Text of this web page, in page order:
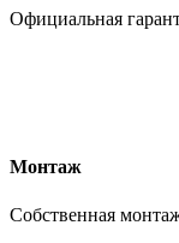
Официальная
Монтаж
Собственная